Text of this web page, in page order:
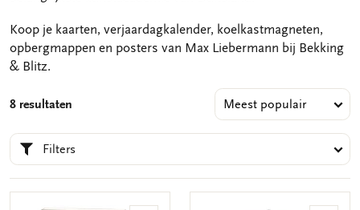
Koop je kaarten, verjaardagkalender, koelkastmagneten,
opbergmappen en posters van Max Liebermann bij Bekking
& Blitz.
8 resultaten
Filters